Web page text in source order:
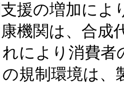
援の増加に
機関は、合成
により消費
規制環境は、